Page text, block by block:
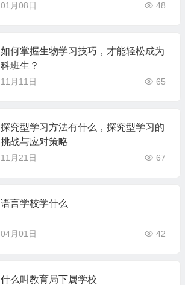
01月08日 48
如何掌握生物学习技巧，才能轻松成为
科班生？
11月11日 65
探究型学习方法有什么，探究型学习的
挑战与应对策略
11月21日 67
语言学校学什么
04月01日 42
什么叫教育局下属学校